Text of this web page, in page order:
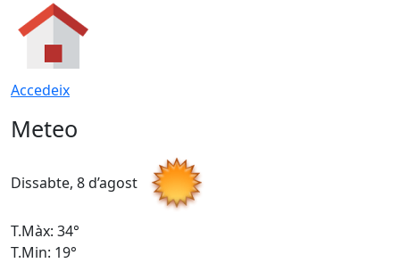
Accedeix
Meteo
Dissabte, 8 d’agost
T.Màx: 34°
T.Min: 19°